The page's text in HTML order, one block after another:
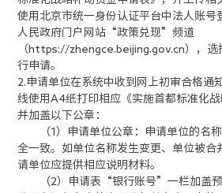
使用北京市统一身份认证平台中法人账号
人民政府门户网站“政策兑现”频道
（https://zhengce.beijing.gov.cn），选
行申请。
2.申请单位在系统中收到网上初审合格通
线使用A4纸打印相应《实施首都标准化战
并加盖以下公章：
（1）申请单位公章：申请单位的名称
全一致。如单位名称发生变更、单位被合
请单位应提供相应说明材料。
（2）申请表“银行账号”一栏加盖预